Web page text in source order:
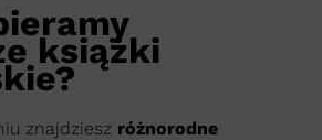
książki
znajdziesz różnorodne